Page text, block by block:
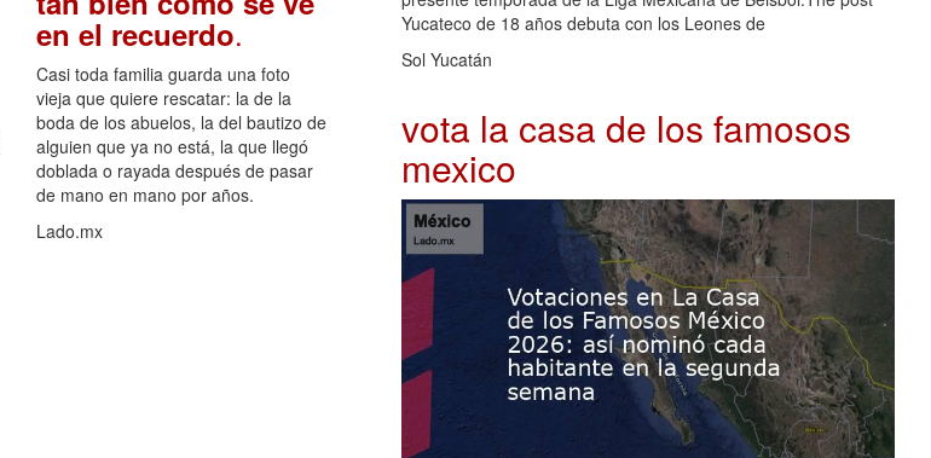
en el recuerdo.
Casi toda familia guarda una foto
vieja que quiere rescatar: la de la
boda de los abuelos, la del bautizo de
alguien que ya no está, la que llegó
doblada o rayada después de pasar
de mano en mano por años.
Lado.mx
Yucateco de 18 años debuta con los Leones de
Sol Yucatán
vota la casa de los famosos
mexico